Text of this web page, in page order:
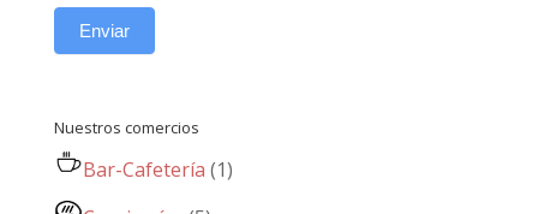
Enviar
Nuestros comercios
Bar-Cafetería (1)